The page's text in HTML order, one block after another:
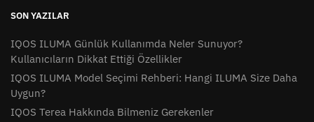
SON YAZILAR
IQOS ILUMA Günlük Kullanımda Neler Sunuyor?
Kullanıcıların Dikkat Ettiği Özellikler
IQOS ILUMA Model Seçimi Rehberi: Hangi ILUMA Size Daha
Uygun?
IQOS Terea Hakkında Bilmeniz Gerekenler